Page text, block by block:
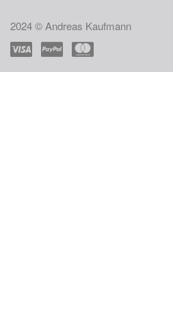
2024 © Andreas Kaufmann